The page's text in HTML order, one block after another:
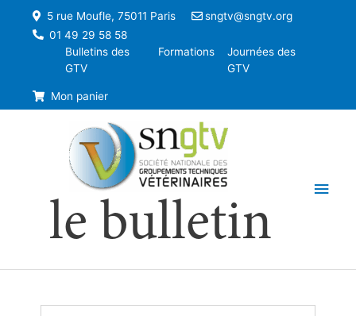
5 rue Moufle, 75011 Paris
sngtv@sngtv.org
01 49 29 58 58
Bulletins des
GTV
Formations
Journées des
GTV
Mon panier
le bulletin